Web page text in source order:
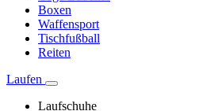
Boxen
Waffensport
Tischfußball
Reiten
Laufen
Laufschuhe